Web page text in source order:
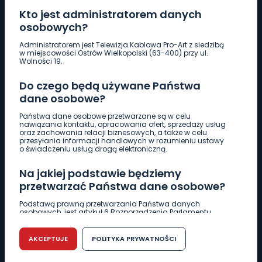
Kto jest administratorem danych
osobowych?
Administratorem jest Telewizja Kablowa Pro-Art z siedzibą
w miejscowości Ostrów Wielkopolski (63-400) przy ul.
Wolności 19.
Do czego będą używane Państwa
dane osobowe?
Państwa dane osobowe przetwarzane są w celu
nawiązania kontaktu, opracowania ofert, sprzedaży usług
oraz zachowania relacji biznesowych, a także w celu
przesyłania informacji handlowych w rozumieniu ustawy
o świadczeniu usług drogą elektroniczną.
Na jakiej podstawie będziemy
przetwarzać Państwa dane osobowe?
Podstawą prawną przetwarzania Państwa danych
osobowych, jest artykuł 6 Rozporządzenia Parlamentu
r. w sprawie ochrony osób fizycznych w związku z
przetwarzaniem danych osobowych w sprawie
swobodnego przepływu takich danych oraz uchylenia
dyrektywy 95/46/WE (RODO).
AKCEPTUJE POLITYKA PRYWATNOŚCI
Pobierz logotyp
661 997 997
REDAKCJA
62 735 22 22redakcja@wlkp24.info
DZIAŁ REKLAMY
62 735 01 85 reklama@wlkp24.info
WIADOMOŚCI
CIEKAWOSTKI